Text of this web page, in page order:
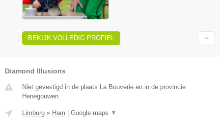
BEKIJK VOLLEDIG PROFIEL
Diamond Illusions
Niet gevestigd in de plaats La Bouverie en in de provincie
Henegouwen.
Limburg » Ham | Google maps ▼